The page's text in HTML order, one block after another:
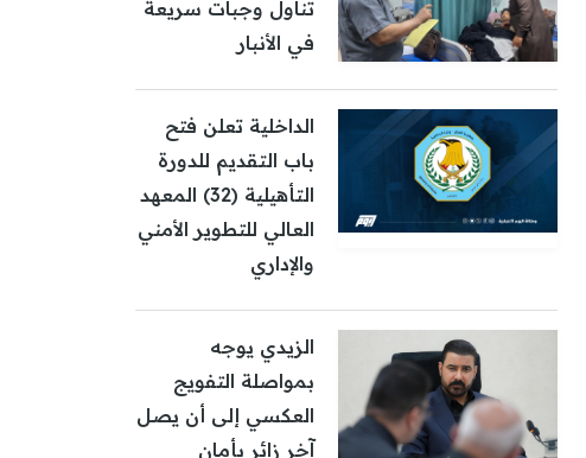
تناول وجبات سريعة
في الأنبار
الداخلية تعلن فتح
باب التقديم للدورة
التأهيلية (32) المعهد
العالي للتطوير الأمني
والإداري
الزيدي يوجه
بمواصلة التفويج
العكسي إلى أن يصل
آخر زائر بأمان